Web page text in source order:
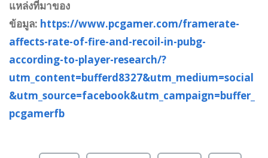
แหล่งที่มาของ
ข้อมูล: https://www.pcgamer.com/framerate-
affects-rate-of-fire-and-recoil-in-pubg-
according-to-player-research/?
utm_content=bufferd8327&utm_medium=social
&utm_source=facebook&utm_campaign=buffer_
pcgamerfb